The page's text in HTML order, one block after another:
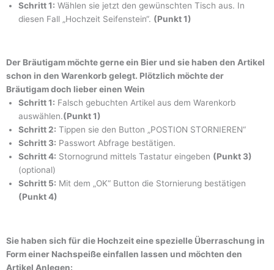
Schritt 1: Wählen sie jetzt den gewünschten Tisch aus. In
diesen Fall „Hochzeit Seifenstein“. (Punkt 1)
Der Bräutigam möchte gerne ein Bier und sie haben den Artikel
schon in den Warenkorb gelegt. Plötzlich möchte der
Bräutigam doch lieber einen Wein
Schritt 1: Falsch gebuchten Artikel aus dem Warenkorb
auswählen.(Punkt 1)
Schritt 2: Tippen sie den Button „POSTION STORNIEREN“
Schritt 3: Passwort Abfrage bestätigen.
Schritt 4: Stornogrund mittels Tastatur eingeben (Punkt 3)
(optional)
Schritt 5: Mit dem „OK“ Button die Stornierung bestätigen
(Punkt 4)
Sie haben sich für die Hochzeit eine spezielle Überraschung in
Form einer Nachspeiße einfallen lassen und möchten den
Artikel Anlegen: